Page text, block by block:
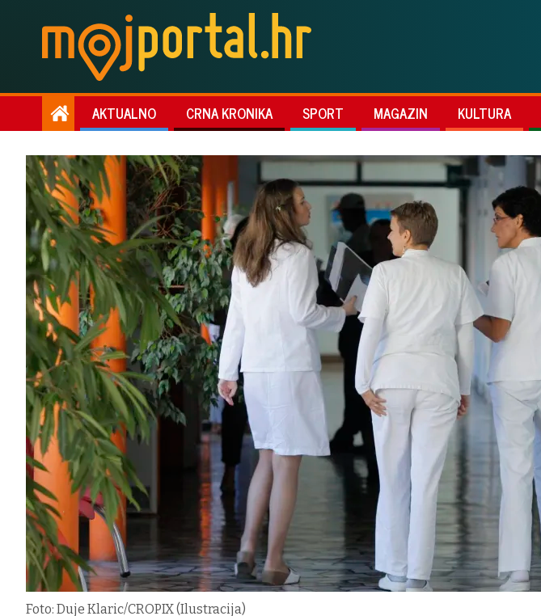
AKTUALNO CRNA KRONIKA SPORT MAGAZIN KULTURA
Foto: Duje Klaric/CROPIX (Ilustracija)